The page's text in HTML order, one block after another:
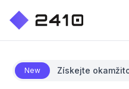
New Získejte